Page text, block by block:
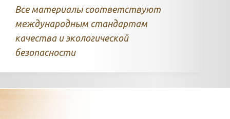
Все материалы соответствуют
международным стандартам
качества и экологической
безопасности